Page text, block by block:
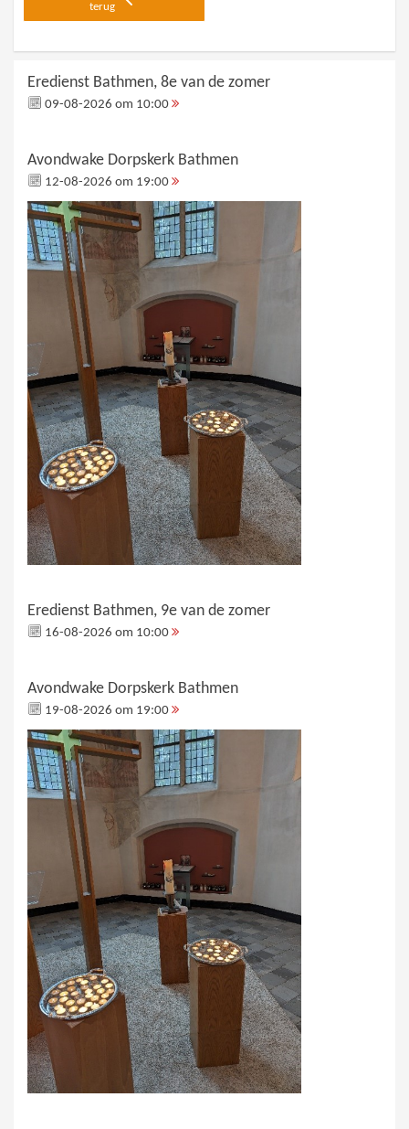
terug
Eredienst Bathmen, 8e van de zomer
09-08-2026 om 10:00
Avondwake Dorpskerk Bathmen
12-08-2026 om 19:00
Eredienst Bathmen, 9e van de zomer
16-08-2026 om 10:00
Avondwake Dorpskerk Bathmen
19-08-2026 om 19:00